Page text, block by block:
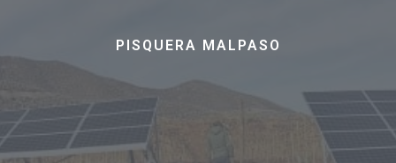
PISQUERA MALPASO